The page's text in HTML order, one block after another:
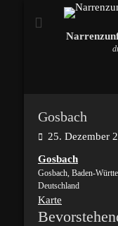
Gosbach
Posted25. Dezember
Gosbach
Gosbach, Baden-
Deutschland
Karte